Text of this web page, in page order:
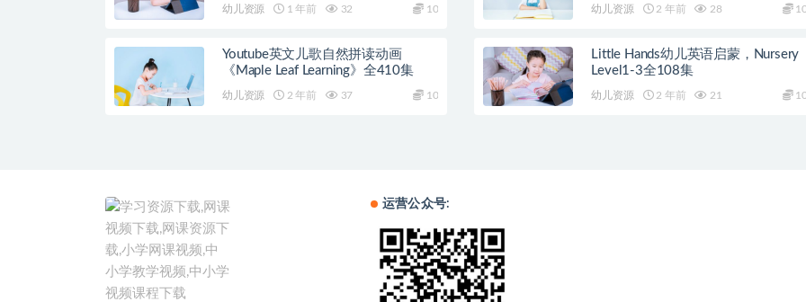
幼儿资源 1 年前 32 10 幼儿资源 2 年前 28
Youtube英文儿歌自然拼读动画
《Maple Leaf Learning》全410集
幼儿资源 2 年前 37 10
Little Hands幼儿英语启蒙，Nursery
Level1-3全108集
幼儿资源 2 年前 21
运营公众号: